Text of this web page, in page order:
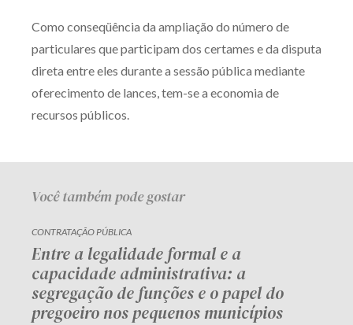
Receba por RSS
Av. Sete de Setembro, 4698
Telefone (41) 2109-8666
Whatsapp (41) 98881-6616
Como conseqüência da ampliação do número de
particulares que participam dos certames e da disputa
direta entre eles durante a sessão pública mediante
oferecimento de lances, tem-se a economia de
recursos públicos.
Você também pode gostar
CONTRATAÇÃO PÚBLICA
Entre a legalidade formal e a
capacidade administrativa: a
segregação de funções e o papel do
pregoeiro nos pequenos municípios